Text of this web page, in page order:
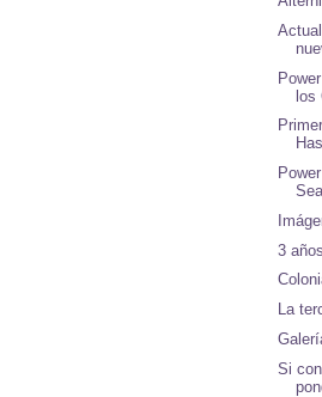
los
3
La
Si